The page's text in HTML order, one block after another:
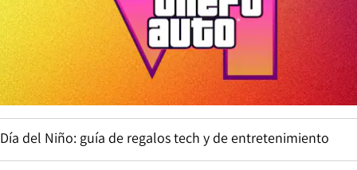
Día del Niño: guía de regalos tech y de entretenimiento